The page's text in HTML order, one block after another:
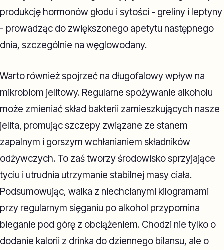
produkcję hormonów głodu i sytości - greliny i leptyny
- prowadząc do zwiększonego apetytu następnego
dnia, szczególnie na węglowodany.
Warto również spojrzeć na długofalowy wpływ na
mikrobiom jelitowy. Regularne spożywanie alkoholu
może zmieniać skład bakterii zamieszkujących nasze
jelita, promując szczepy związane ze stanem
zapalnym i gorszym wchłanianiem składników
odżywczych. To zaś tworzy środowisko sprzyjające
tyciu i utrudnia utrzymanie stabilnej masy ciała.
Podsumowując, walka z niechcianymi kilogramami
przy regularnym sięganiu po alkohol przypomina
bieganie pod górę z obciążeniem. Chodzi nie tylko o
dodanie kalorii z drinka do dziennego bilansu, ale o